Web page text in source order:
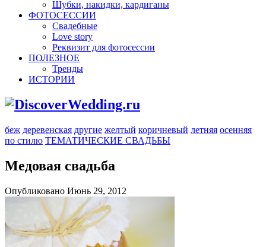
Шубки, накидки, кардиганы
ФОТОСЕССИИ
Свадебные
Love story
Реквизит для фотосессии
ПОЛЕЗНОЕ
Тренды
ИСТОРИИ
беж деревенская другие желтый коричневый летняя осенняя
по стилю ТЕМАТИЧЕСКИЕ СВАДЬБЫ
Медовая свадьба
Опубликовано Июнь 29, 2012